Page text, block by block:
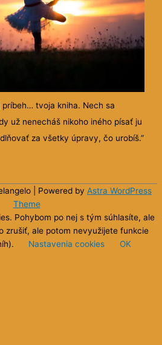
tvoja kniha. Nech sa
už nenecháš nikoho iného písať ju
za všetky úpravy, čo urobíš.”
| Powered by Astra WordPress
Theme
Pohybom po nej s tým súhlasíte, ale
zrušiť, ale potom nevyužijete funkcie
Nastavenia cookies
OK